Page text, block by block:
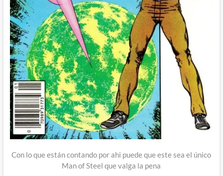
Con lo que están contando por ahi puede que este sea el único
Man of Steel que valga la pena